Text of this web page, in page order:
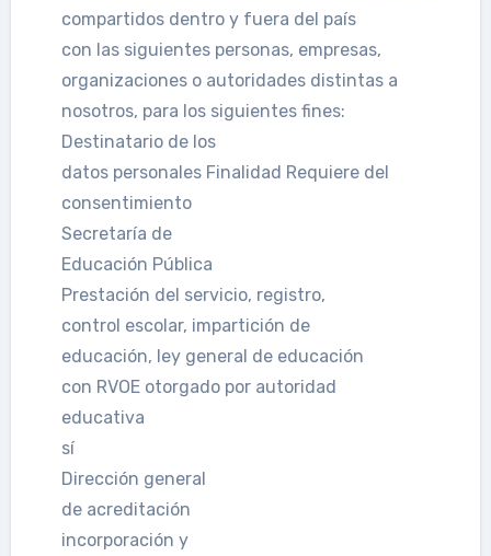
compartidos dentro y fuera del país
con las siguientes personas, empresas,
organizaciones o autoridades distintas a
nosotros, para los siguientes fines:
Destinatario de los
datos personales Finalidad Requiere del
consentimiento
Secretaría de
Educación Pública
Prestación del servicio, registro,
control escolar, impartición de
educación, ley general de educación
con RVOE otorgado por autoridad
educativa
sí
Dirección general
de acreditación
incorporación y